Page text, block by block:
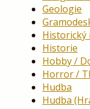
Geologie
Historický
Historie
Hobby /
Horror /
Hudba
Hudba